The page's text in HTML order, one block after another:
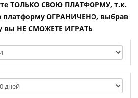
ТОЛЬКО СВОЮ ПЛАТФОРМУ, т.к.
платформу ОГРАНИЧЕНО, выбрав
вы НЕ СМОЖЕТЕ ИГРАТЬ